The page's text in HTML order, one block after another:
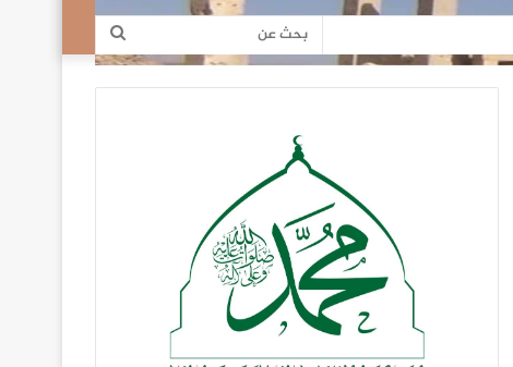
بحث
عن